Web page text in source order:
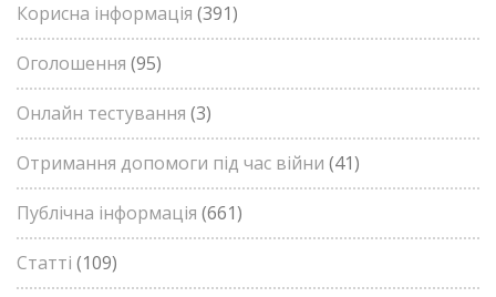
Корисна інформація (391)
Оголошення (95)
Онлайн тестування (3)
Отримання допомоги під час війни (41)
Публічна інформація (661)
Статті (109)